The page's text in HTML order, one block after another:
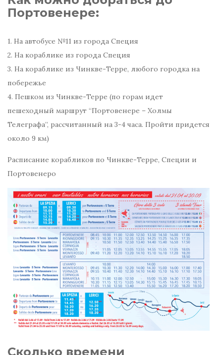
Портовенере:
1. На автобусе №11 из города Специя
2. На кораблике из города Специя
3. На кораблике из Чинкве-Терре, любого городка на
побережье
4. Пешком из Чинкве-Терре (по горам идет
пешеходный маршрут “Портовенере – Холмы
Телеграфа”, рассчитанный на 3-4 часа. Пройти придется
около 9 км)
Расписание корабликов по Чинкве-Терре, Специи и
Портовенеро
Сколько времени